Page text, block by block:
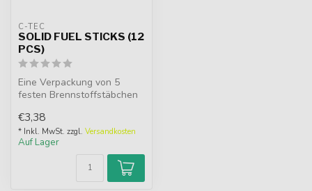
C-TEC
SOLID FUEL STICKS (12
PCS)
Eine Verpackung von 5
festen Brennstoffstäbchen
CTEC Fue...
€3,38
* Inkl. MwSt. zzgl. Versandkosten
Auf Lager